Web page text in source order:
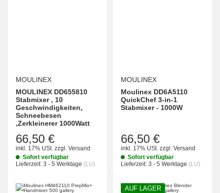
MOULINEX
MOULINEX DD655810
Stabmixer , 10
Geschwindigkeiten,
Schneebesen
,Zerkleinerer 1000Watt
66,50 €
inkl. 17% USt. zzgl. Versand
Sofort verfügbar
Lieferzeit: 3 - 5 Werktage (LU)
MOULINEX
Moulinex DD6A5110
QuickChef 3-in-1
Stabmixer - 1000W
66,50 €
inkl. 17% USt. zzgl. Versand
Sofort verfügbar
Lieferzeit: 3 - 5 Werktage (LU)
AUF LAGER